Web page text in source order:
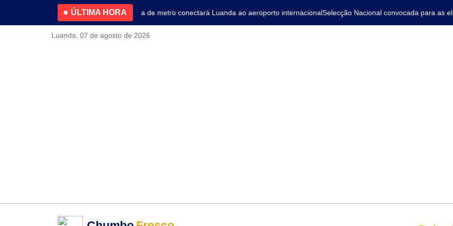
ÚLTIMA HORA
4.2% no primeiro trimestre Nova linha de metro conectará Luanda ao aeroporto internacionalSelecção Nacional convocada para as
Luanda, 07 de agosto de 2026